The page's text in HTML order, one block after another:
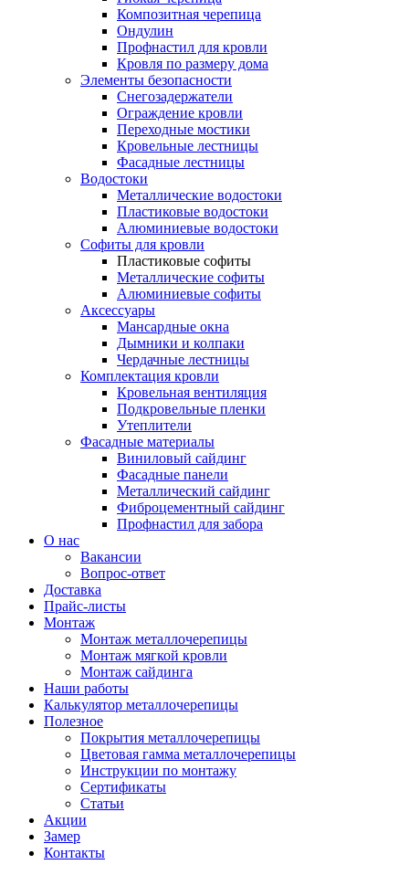
Композитная черепица
Ондулин
Профнастил для кровли
Кровля по размеру дома
Элементы безопасности
Снегозадержатели
Ограждение кровли
Переходные мостики
Кровельные лестницы
Фасадные лестницы
Водостоки
Металлические водостоки
Пластиковые водостоки
Алюминиевые водостоки
Софиты для кровли
Пластиковые софиты
Металлические софиты
Алюминиевые софиты
Аксессуары
Мансардные окна
Дымники и колпаки
Чердачные лестницы
Комплектация кровли
Кровельная вентиляция
Подкровельные пленки
Утеплители
Фасадные материалы
Виниловый сайдинг
Фасадные панели
Металлический сайдинг
Фиброцементный сайдинг
Профнастил для забора
О нас
Вакансии
Вопрос-ответ
Доставка
Прайс-листы
Монтаж
Монтаж металлочерепицы
Монтаж мягкой кровли
Монтаж сайдинга
Наши работы
Калькулятор металлочерепицы
Полезное
Покрытия металлочерепицы
Цветовая гамма металлочерепицы
Инструкции по монтажу
Сертификаты
Статьи
Акции
Замер
Контакты